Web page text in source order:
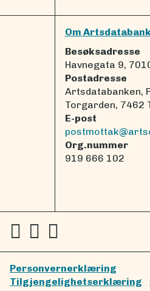
Om
Besøksadresse
Havnegata 9,
Postadresse
Artsdatabanken,
Torgarden, 7462
E-post
Org.nummer
919 666 102
Personvernerklæring
Tilgjengelighetserklæring